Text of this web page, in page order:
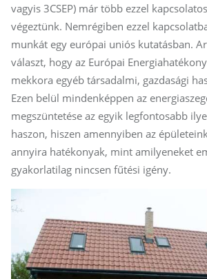
vagyis 3CSEP) már több ezzel
végeztünk. Nemrégiben ezzel
munkát egy európai uniós kutatásban.
választ, hogy az Európai
mekkora egyéb társadalmi, gazdasági
Ezen belül mindenképpen az
megszüntetése az egyik legfontosabb
haszon, hiszen amennyiben az
annyira hatékonyak, mint amilyeneket
gyakorlatilag nincsen fűtési igény.